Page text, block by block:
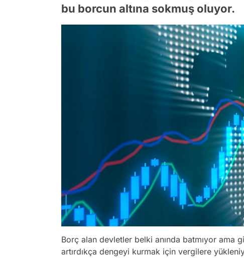
bu borcun altına sokmuş oluyor.
Borç alan devletler belki anında batmıyor ama
artırdıkça dengeyi kurmak için vergilere